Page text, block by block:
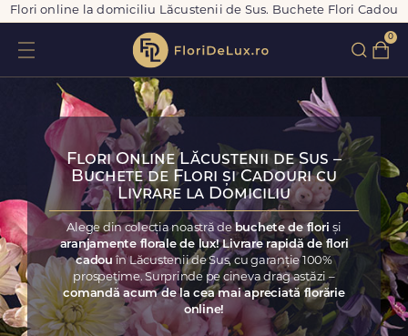
Flori online la domiciliu Lăcustenii de Sus. Buchete Flori Cadou
0
Flori Online Lăcustenii de Sus –
Buchete de Flori și Cadouri cu
Livrare la Domiciliu
Alege din colecția noastră de buchete de floriși
aranjamente florale de lux! Livrare rapidă de flori
cadou în Lăcustenii de Sus, cu garanție 100%
prospețime. Surprinde pe cineva drag astăzi –
comandă acum de la cea mai apreciată florărie
online!